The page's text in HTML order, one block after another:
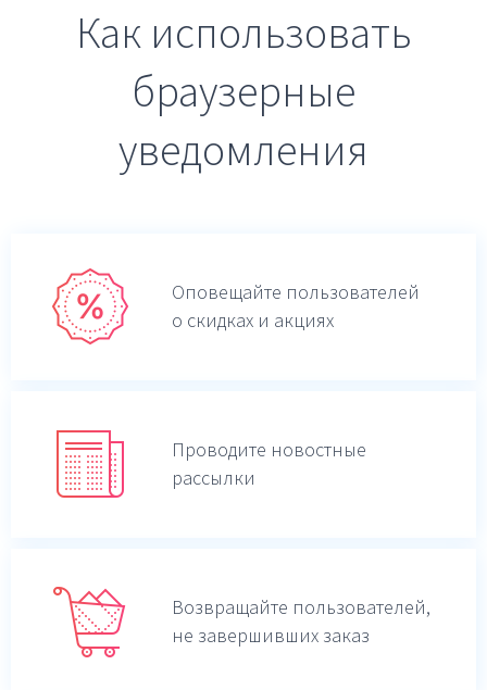
Как использовать
браузерные
уведомления
Оповещайте пользователей
о скидках и акциях
Проводите новостные
рассылки
Возвращайте пользователей,
не завершивших заказ